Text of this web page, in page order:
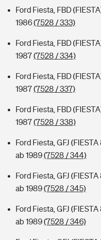
Ford Fiesta, FBD
1986(7528 / 333)
Ford Fiesta, FBD
1987(7528 / 334)
Ford Fiesta, FBD
1987(7528 / 337)
Ford Fiesta, FBD
1987(7528 / 338)
Ford Fiesta, GFJ
ab 1989(7528 / 344)
Ford Fiesta, GFJ
ab 1989(7528 / 345)
Ford Fiesta, GFJ
ab 1989(7528 / 346)